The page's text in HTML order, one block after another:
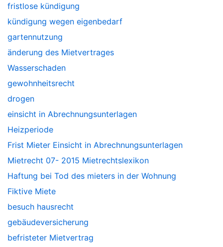
fristlose kündigung
kündigung wegen eigenbedarf
gartennutzung
änderung des Mietvertrages
Wasserschaden
gewohnheitsrecht
drogen
einsicht in Abrechnungsunterlagen
Heizperiode
Frist Mieter Einsicht in Abrechnungsunterlagen
Mietrecht 07- 2015 Mietrechtslexikon
Haftung bei Tod des mieters in der Wohnung
Fiktive Miete
besuch hausrecht
gebäudeversicherung
befristeter Mietvertrag